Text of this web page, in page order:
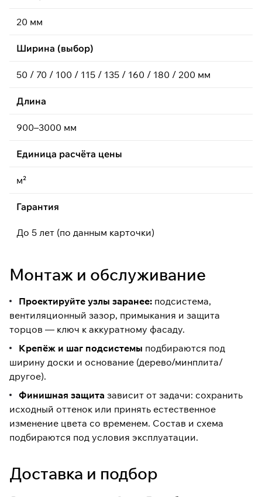
20 мм
Ширина (выбор)
50 / 70 / 100 / 115 / 135 / 160 / 180 / 200 мм
Длина
900–3000 мм
Единица расчёта цены
м²
Гарантия
До 5 лет (по данным карточки)
Монтаж и обслуживание
Проектируйте узлы заранее: подсистема,
вентиляционный зазор, примыкания и защита
торцов — ключ к аккуратному фасаду.
Крепёж и шаг подсистемы подбираются под
ширину доски и основание (дерево/минплита/
другое).
Финишная защита зависит от задачи: сохранить
исходный оттенок или принять естественное
изменение цвета со временем. Состав и схема
подбираются под условия эксплуатации.
Доставка и подбор